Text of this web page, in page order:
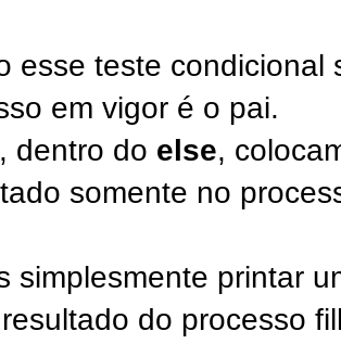
esse teste condicional
em vigor é o pai.
dentro do else,
somente no
simplesmente printar
do processo